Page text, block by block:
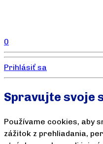
0
Prihlásiť sa
Spravujte svoje
Používame cookies, aby
zážitok z prehliadania,